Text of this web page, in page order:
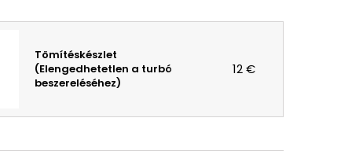
Tömítéskészlet
(Elengedhetetlen a turbó
beszereléséhez)
12 €